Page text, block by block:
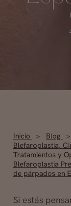
Inicio
Blog
Blefaroplastia,
Tratamientos y
Blefaroplastia
de párpados en
Si estás